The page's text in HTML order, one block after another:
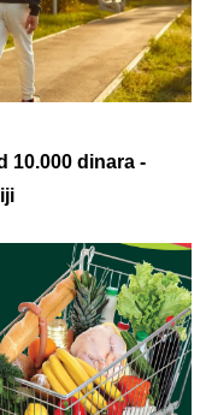
10.000 dinara -